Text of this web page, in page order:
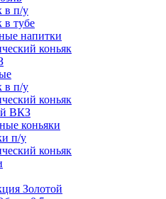
в п/у
в тубе
напитки
коньяк
в п/у
коньяк
ВКЗ
коньяки
п/у
коньяк
Золотой